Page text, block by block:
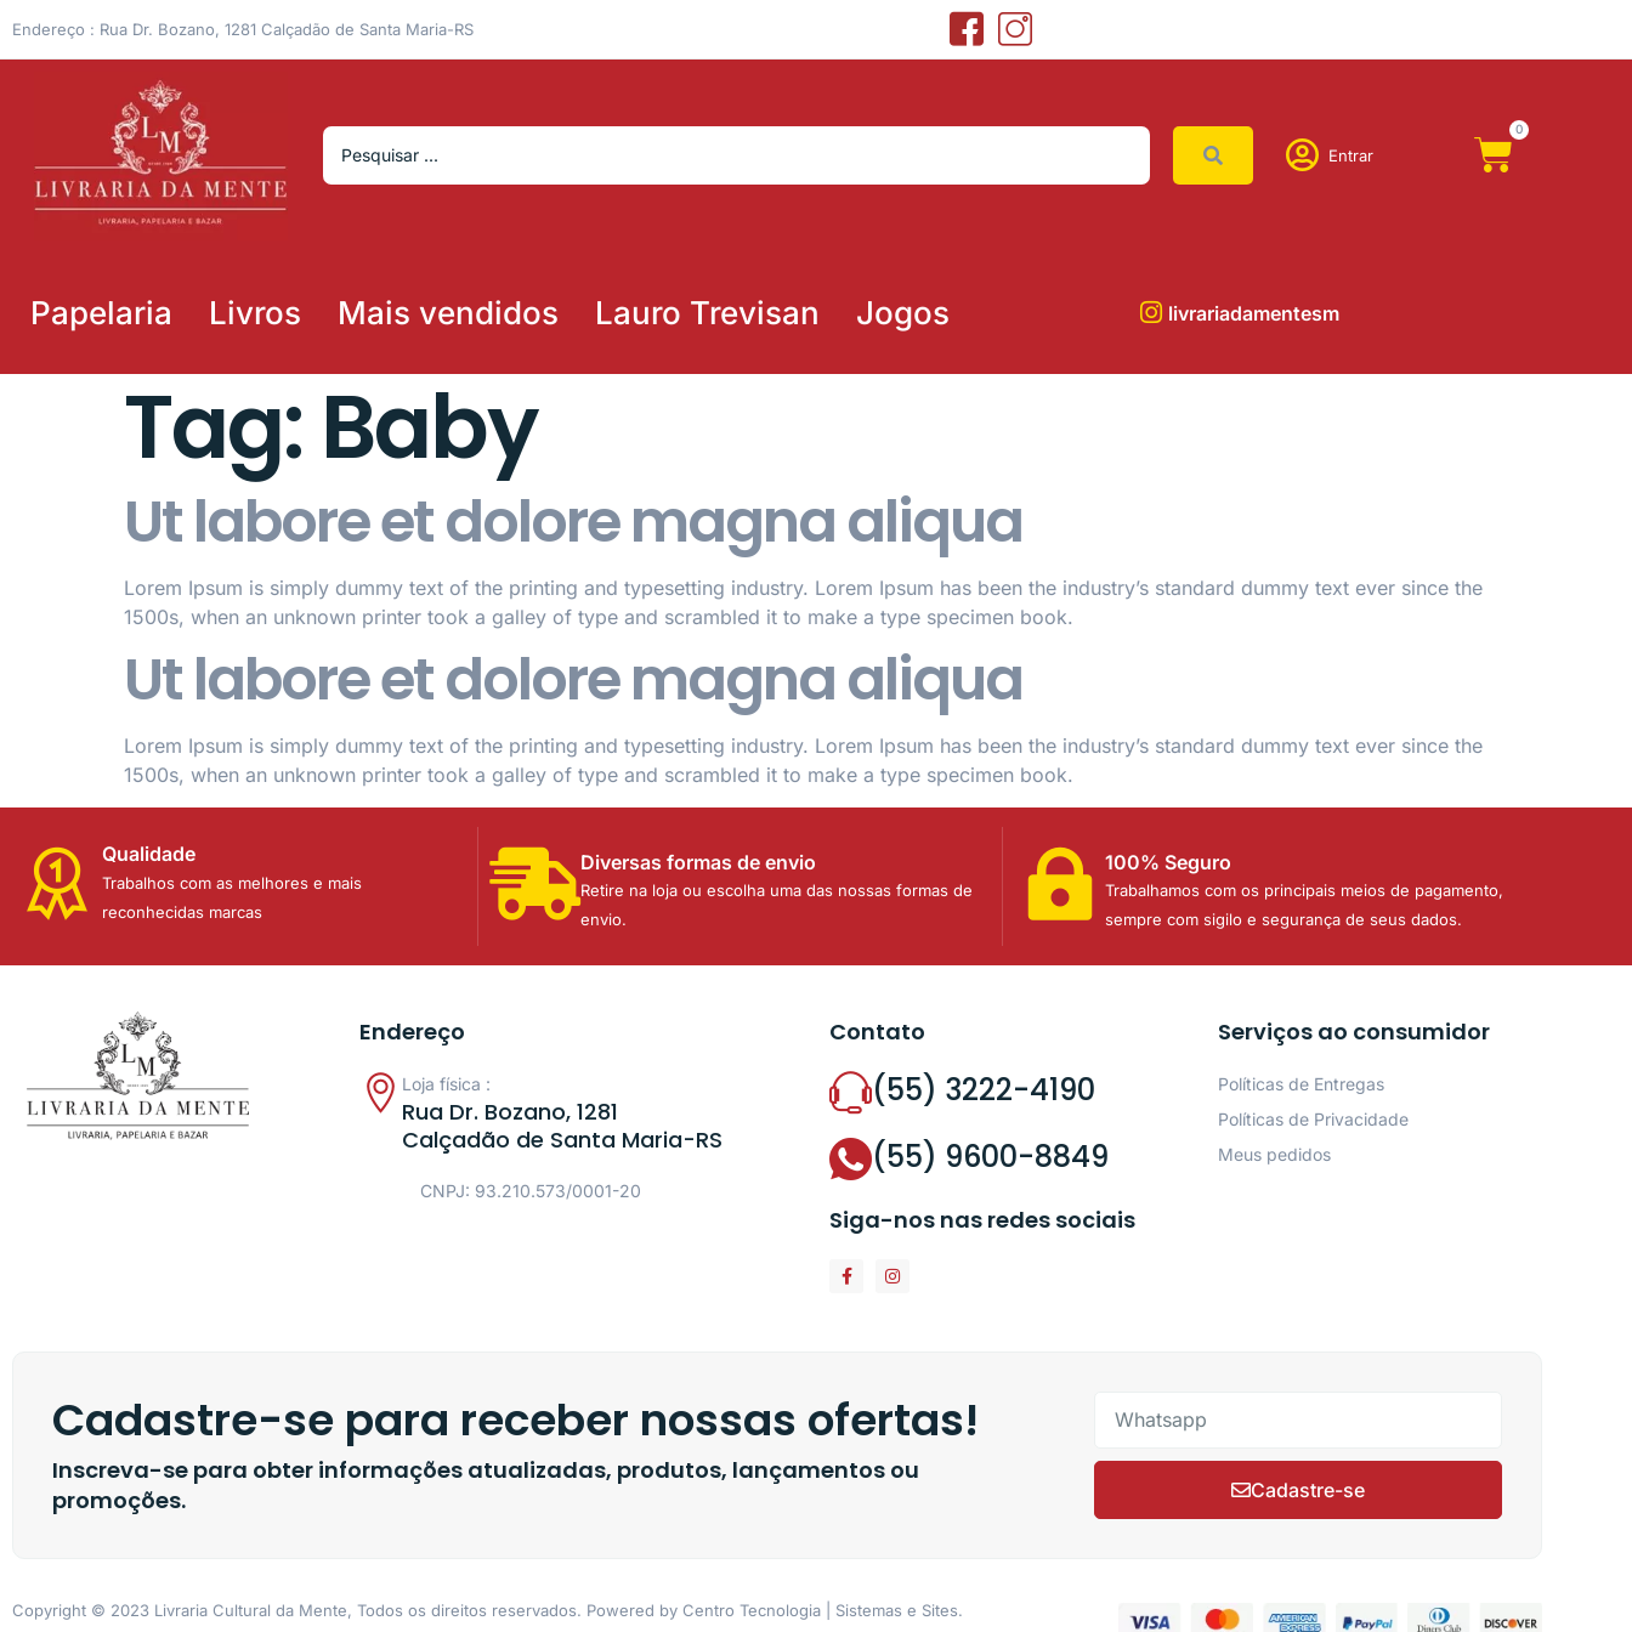
Endereço : Rua Dr. Bozano, 1281 Calçadão de Santa Maria-RS
Entrar
0
Papelaria Livros Mais vendidos Lauro Trevisan Jogos livrariadamentesm
Tag: Baby
Ut labore et dolore magna aliqua
Lorem Ipsum is simply dummy text of the printing and typesetting industry. Lorem Ipsum has been the industry’s standard dummy text ever since the
1500s, when an unknown printer took a galley of type and scrambled it to make a type specimen book.
Ut labore et dolore magna aliqua
Lorem Ipsum is simply dummy text of the printing and typesetting industry. Lorem Ipsum has been the industry’s standard dummy text ever since the
1500s, when an unknown printer took a galley of type and scrambled it to make a type specimen book.
Qualidade
Trabalhos com as melhores e mais
reconhecidas marcas
Diversas formas de envio
Retire na loja ou escolha uma das nossas formas de
envio.
100% Seguro
Trabalhamos com os principais meios de pagamento,
sempre com sigilo e segurança de seus dados.
Endereço
Loja física :
Rua Dr. Bozano, 1281
Calçadão de Santa Maria-RS
CNPJ: 93.210.573/0001-20
Contato
(55) 3222-4190
(55) 9600-8849
Siga-nos nas redes sociais
Serviços ao consumidor
Políticas de Entregas
Políticas de Privacidade
Meus pedidos
Cadastre-se para receber nossas ofertas!
Inscreva-se para obter informações atualizadas, produtos, lançamentos ou
promoções.
Cadastre-se
Copyright © 2023 Livraria Cultural da Mente, Todos os direitos reservados. Powered by Centro Tecnologia | Sistemas e Sites.